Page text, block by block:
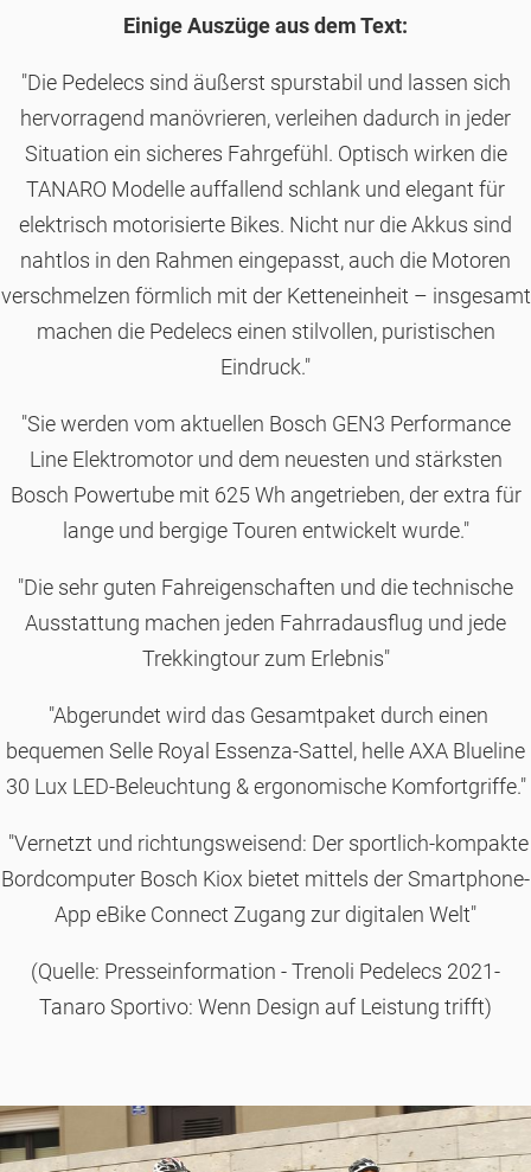
Einige Auszüge aus dem Text:
"Die Pedelecs sind äußerst spurstabil und lassen sich
hervorragend manövrieren, verleihen dadurch in jeder
Situation ein sicheres Fahrgefühl. Optisch wirken die
TANARO Modelle auffallend schlank und elegant für
elektrisch motorisierte Bikes. Nicht nur die Akkus sind
nahtlos in den Rahmen eingepasst, auch die Motoren
verschmelzen förmlich mit der Ketteneinheit – insgesamt
machen die Pedelecs einen stilvollen, puristischen
Eindruck."
"Sie werden vom aktuellen Bosch GEN3 Performance
Line Elektromotor und dem neuesten und stärksten
Bosch Powertube mit 625 Wh angetrieben, der extra für
lange und bergige Touren entwickelt wurde."
"Die sehr guten Fahreigenschaften und die technische
Ausstattung machen jeden Fahrradausflug und jede
Trekkingtour zum Erlebnis"
"Abgerundet wird das Gesamtpaket durch einen
bequemen Selle Royal Essenza-Sattel, helle AXA Blueline
30 Lux LED-Beleuchtung & ergonomische Komfortgriffe."
"Vernetzt und richtungsweisend: Der sportlich-kompakte
Bordcomputer Bosch Kiox bietet mittels der Smartphone-
App eBike Connect Zugang zur digitalen Welt"
(Quelle: Presseinformation - Trenoli Pedelecs 2021-
Tanaro Sportivo: Wenn Design auf Leistung trifft)